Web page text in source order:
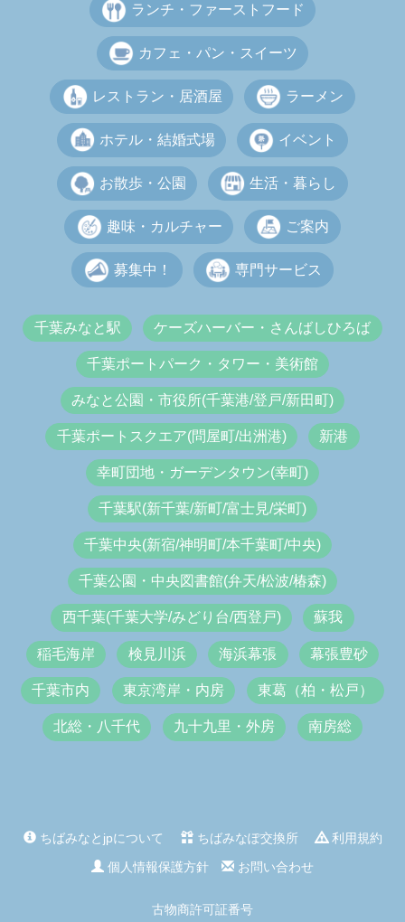
ランチ・ファーストフード
カフェ・パン・スイーツ
レストラン・居酒屋 ラーメン
ホテル・結婚式場 イベント
お散歩・公園 生活・暮らし
趣味・カルチャー ご案内
募集中！ 専門サービス
千葉みなと駅 ケーズハーバー・さんばしひろば
千葉ポートパーク・タワー・美術館
みなと公園・市役所(千葉港/登戸/新田町)
千葉ポートスクエア(問屋町/出洲港) 新港
幸町団地・ガーデンタウン(幸町)
千葉駅(新千葉/新町/富士見/栄町)
千葉中央(新宿/神明町/本千葉町/中央)
千葉公園・中央図書館(弁天/松波/椿森)
西千葉(千葉大学/みどり台/西登戸) 蘇我
稲毛海岸 検見川浜 海浜幕張 幕張豊砂
千葉市内 東京湾岸・内房 東葛（柏・松戸）
北総・八千代 九十九里・外房 南房総
ちばみなとjpについて ちばみなぽ交換所
利用規約
個人情報保護方針
お問い合わせ
古物商許可証番号